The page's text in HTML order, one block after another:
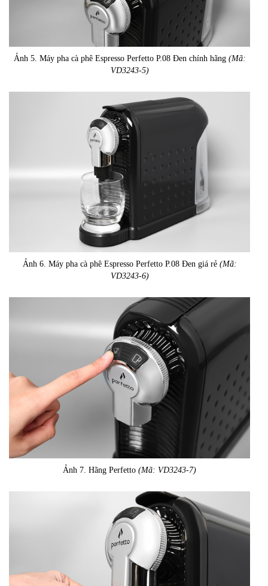
Ảnh 5. Máy pha cà phê Espresso Perfetto P.08 Đen chính hãng (Mã:
VD3243-5)
Ảnh 6. Máy pha cà phê Espresso Perfetto P.08 Đen giá rẻ (Mã:
VD3243-6)
Ảnh 7. Hãng Perfetto (Mã: VD3243-7)